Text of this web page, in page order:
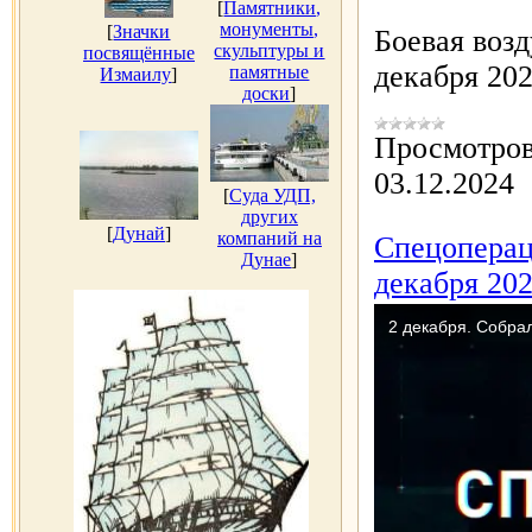
[Значки
посвящённые
Измаилу]
[Памятники,
монументы,
скульптуры и
памятные
доски]
[Дунай]
[Суда УДП,
других
компаний на
Дунае]
Боевая
декабря
03.12.2024
декабря